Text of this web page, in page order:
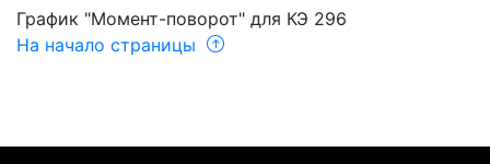
График "Момент-поворот" для КЭ 296
На начало страницы